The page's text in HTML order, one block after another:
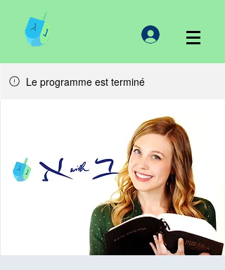
Le programme est terminé